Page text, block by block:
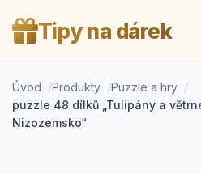
Tipy na dárek
Úvod Produkty
Puzzle a hry
puzzle 48 dílků „Tulipány a
Nizozemsko“